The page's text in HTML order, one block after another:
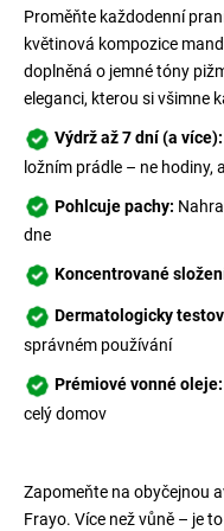
je
5,0
5
hvězdiček.
Proměňte každodenní
květinová kompozice
doplněná o jemné tóny
eleganci, kterou si všimne
Výdrž až 7 dní (a více):
ložním prádle – ne hodiny,
Pohlcuje pachy: N
dne
Koncentrované
Dermatologicky
správném používání
Prémiové vonné oleje:
celý domov
Zapomeňte na obyčejnou
Frayo. Více než vůně – je
D
o
p
o
r
u
č
u
j
e
m
e